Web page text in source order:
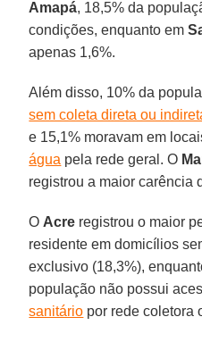
Amapá, 18,5% da
condições, enquanto em
apenas 1,6%.
Além disso, 10% da
sem coleta direta ou
e 15,1% moravam em
água pela rede geral. O
registrou a maior carência
O Acre registrou o maior
residente em domicílios
exclusivo (18,3%),
população não possui
sanitário por rede coletora